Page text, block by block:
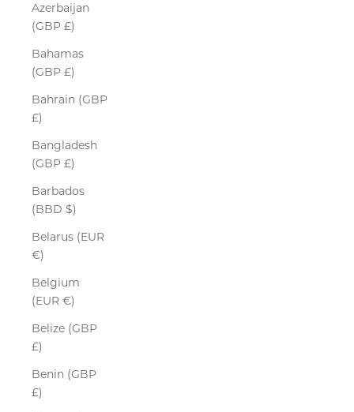
Azerbaijan
(GBP £)
Bahamas
(GBP £)
Bahrain (GBP
£)
Bangladesh
(GBP £)
Barbados
(BBD $)
Belarus (EUR
€)
Belgium
(EUR €)
Belize (GBP
£)
Benin (GBP
£)